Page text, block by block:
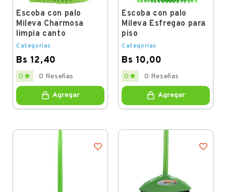
Escoba con palo
Mileva Charmosa
limpia canto
Categorías
Bs 12,40
Price
0  0 Reseñas
Agregar
Escoba con palo
Mileva Esfregao para
piso
Categorías
Bs 10,00
Price
0  0 Reseñas
Agregar